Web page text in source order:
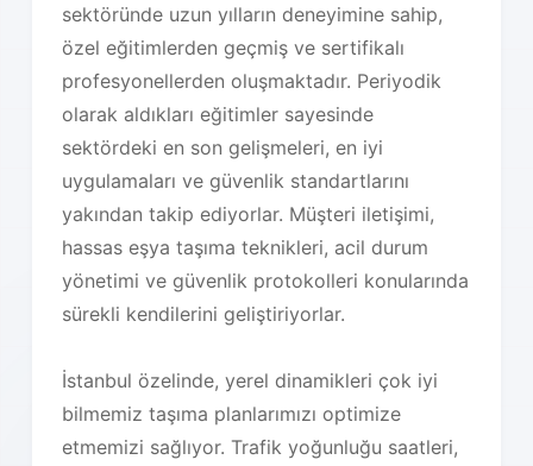
sektöründe uzun yılların deneyimine sahip,
özel eğitimlerden geçmiş ve sertifikalı
profesyonellerden oluşmaktadır. Periyodik
olarak aldıkları eğitimler sayesinde
sektördeki en son gelişmeleri, en iyi
uygulamaları ve güvenlik standartlarını
yakından takip ediyorlar. Müşteri iletişimi,
hassas eşya taşıma teknikleri, acil durum
yönetimi ve güvenlik protokolleri konularında
sürekli kendilerini geliştiriyorlar.
İstanbul özelinde, yerel dinamikleri çok iyi
bilmemiz taşıma planlarımızı optimize
etmemizi sağlıyor. Trafik yoğunluğu saatleri,